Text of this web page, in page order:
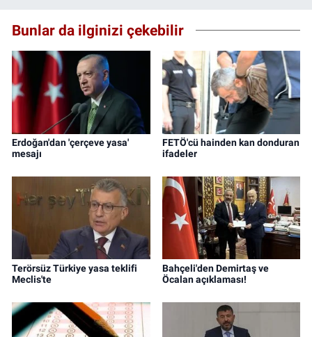
Bunlar da ilginizi çekebilir
Erdoğan'dan 'çerçeve yasa'
mesajı
FETÖ'cü hainden kan donduran
ifadeler
Terörsüz Türkiye yasa teklifi
Meclis'te
Bahçeli'den Demirtaş ve
Öcalan açıklaması!